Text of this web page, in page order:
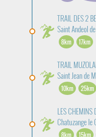
TRAIL DES 2
Saint Andeol
8km 17km
TRAIL
Saint Jean de
10km 25km
LES CHEMINS
Chatuzange le
8km 15km